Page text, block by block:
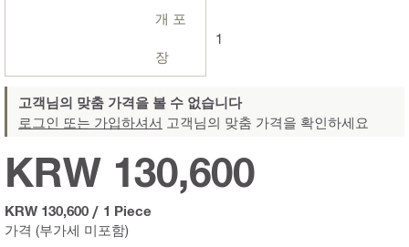
개 포
장
1
고객님의 맞춤 가격을 볼 수 없습니다
로그인 또는 가입하셔서 고객님의 맞춤 가격을 확인하세요
가격 (부가세 미포함)
KRW 130,600
KRW 130,600 / 1 Piece